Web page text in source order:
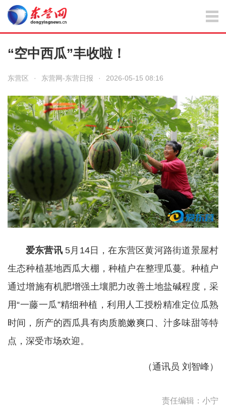
“空中西瓜”丰收啦！
东营区 · 东营网-东营日报 · 2026-05-15 08:16
爱东营讯5月14日，在东营区黄河路街道景屋村
生态种植基地西瓜大棚，种植户在整理瓜蔓。种植户
通过增施有机肥增强土壤肥力改善土地盐碱程度，采
用“一藤一瓜”精细种植，利用人工授粉精准定位瓜熟
时间，所产的西瓜具有肉质脆嫩爽口、汁多味甜等特
点，深受市场欢迎。
（通讯员 刘智峰 ）
责任编辑：小宁